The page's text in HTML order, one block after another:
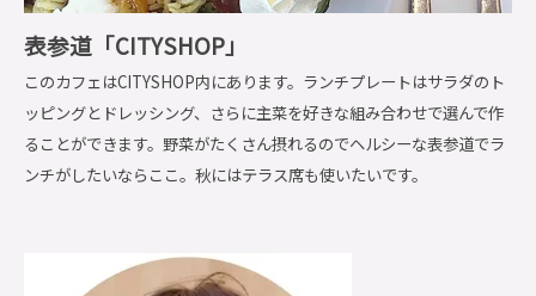
表参道「CITYSHOP」
このカフェはCITYSHOP内にあります。ランチプレートはサラダのト
ッピングとドレッシング、さらに主菜を好きな組み合わせで選んで作
ることができます。野菜がたくさん摂れるのでヘルシーな表参道でラ
ンチがしたいならここ。秋にはテラス席も使いたいです。